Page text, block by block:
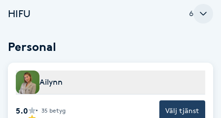
Fransförlängning
Fransförlängning Megavolym
Fransförlängning Volym
Fransk manikyr
HIFU 6
Personal
Ailynn
5.0 35 betyg Välj tjänst